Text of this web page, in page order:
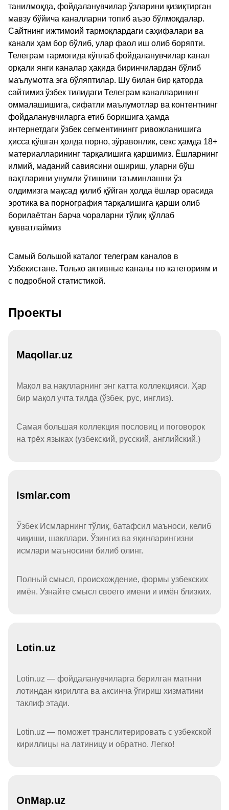
танилмоқда, фойдаланувчилар ўзларини қизиқтирган
мавзу бўйича каналларни топиб аъзо бўлмоқдалар.
Сайтнинг ижтимоий тармоқлардаги саҳифалари ва
канали ҳам бор бўлиб, улар фаол иш олиб боряпти.
Телеграм тармоғида кўплаб фойдаланувчилар канал
орқали янги каналар ҳақида биринчилардан бўлиб
маълумотга эга бўляптилар. Шу билан бир қаторда
сайтимиз ўзбек тилидаги Телеграм каналларининг
оммалашишига, сифатли маълумотлар ва контентнинг
фойдаланувчиларга етиб боришига ҳамда
интернетдаги ўзбек сегментинингг ривожланишига
ҳисса қўшган ҳолда порно, зўравонлик, секс ҳамда 18+
материалларининг тарқалишига қаршимиз. Ёшларнинг
илмий, маданий савиясини ошириш, уларни бўш
вақтларини унумли ўтишини таъминлашни ўз
олдимизга мақсад қилиб қўйган ҳолда ёшлар орасида
эротика ва порнография тарқалишига қарши олиб
борилаётган барча чораларни тўлиқ қўллаб
қувватлаймиз
Самый большой каталог телеграм каналов в
Узбекистане. Только активные каналы по категориям и
с подробной статистикой.
Проекты
Maqollar.uz
Мақол ва нақлларнинг энг катта коллекцияси. Ҳар
бир мақол учта тилда (ўзбек, рус, инглиз).
Самая большая коллекция пословиц и поговорок
на трёх языках (узбекский, русский, английский.)
Ismlar.com
Ўзбек Исмларнинг тўлиқ, батафсил маъноси, келиб
чиқиши, шакллари. Ўзингиз ва яқинларингизни
исмлари маъносини билиб олинг.
Полный смысл, происхождение, формы узбекских
имён. Узнайте смысл своего имени и имён близких.
Lotin.uz
Lotin.uz — фойдаланувчиларга берилган матнни
лотиндан кириллга ва аксинча ўгириш хизматини
таклиф этади.
Lotin.uz — поможет транслитерировать с узбекской
кириллицы на латиницу и обратно. Легко!
OnMap.uz